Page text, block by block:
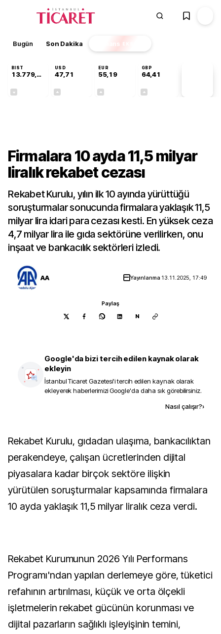
Bugün Son Dakika Finans EKSTRA
BIST
13.779,39
USD
47,71
EUR
55,19
GBP
64,41
Firmalara 10 ayda 11,5 milyar
liralık rekabet cezası
Rekabet Kurulu, yılın ilk 10 ayında yürüttüğü
soruşturmalar sonucunda firmalara yaklaşık 11,5
milyar lira idari para cezası kesti. En yüksek ceza
4,7 milyar lira ile gıda sektörüne verilirken, onu
inşaat ve bankacılık sektörleri izledi.
AA Yayınlanma 13.11.2025, 17:49
Paylaş
N
Google'da bizi tercih edilen kaynak olarak
ekleyin
İstanbul Ticaret Gazetesi'i tercih edilen kaynak olarak
ekleyerek haberlerimizi Google'da daha sık görebilirsiniz.
Nasıl çalışır?›
Rekabet Kurulu, gıdadan ulaşıma, bankacılıktan
perakendeye, çalışan ücretlerinden dijital
piyasalara kadar birçok sektöre ilişkin
yürütülen soruşturmalar kapsamında firmalara
10 ayda yaklaşık 11,5 milyar liralık ceza verdi.
Rekabet Kurumunun 2026 Yılı Performans
Programı'ndan yapılan derlemeye göre, tüketici
refahının artırılması, küçük ve orta ölçekli
işletmelerin rekabet gücünün korunması ve
dijital pazarların sağlıklı işleyişinin temini,